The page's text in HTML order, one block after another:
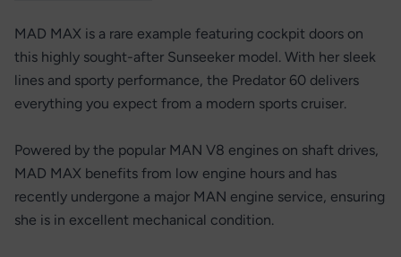
MAD MAX is a rare example featuring cockpit doors on
this highly sought-after Sunseeker model. With her sleek
lines and sporty performance, the Predator 60 delivers
everything you expect from a modern sports cruiser.
Powered by the popular MAN V8 engines on shaft drives,
MAD MAX benefits from low engine hours and has
recently undergone a major MAN engine service, ensuring
she is in excellent mechanical condition.